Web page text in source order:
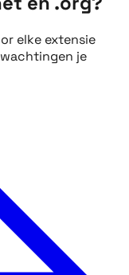
elke extensie
je